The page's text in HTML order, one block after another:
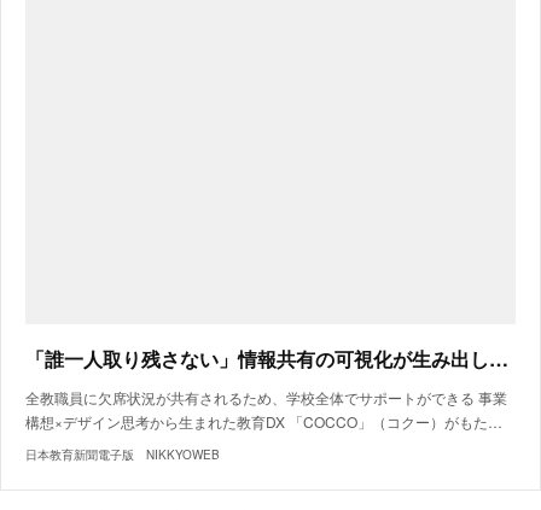
「誰一人取り残さない」情報共有の可視化が生み出した新たな価値
全教職員に欠席状況が共有されるため、学校全体でサポートができる 事業
構想×デザイン思考から生まれた教育DX 「COCCO」（コクー）がもた…
日本教育新聞電子版 NIKKYOWEB